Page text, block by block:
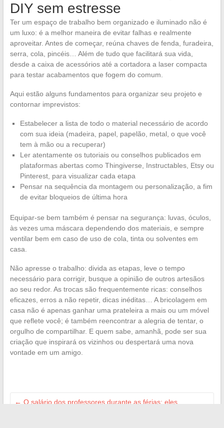
DIY sem estresse
Ter um espaço de trabalho bem organizado e iluminado não é
um luxo: é a melhor maneira de evitar falhas e realmente
aproveitar. Antes de começar, reúna chaves de fenda, furadeira,
serra, cola, pincéis… Além de tudo que facilitará sua vida,
desde a caixa de acessórios até a cortadora a laser compacta
para testar acabamentos que fogem do comum.
Aqui estão alguns fundamentos para organizar seu projeto e
contornar imprevistos:
Estabelecer a lista de todo o material necessário de acordo
com sua ideia (madeira, papel, papelão, metal, o que você
tem à mão ou a recuperar)
Ler atentamente os tutoriais ou conselhos publicados em
plataformas abertas como Thingiverse, Instructables, Etsy ou
Pinterest, para visualizar cada etapa
Pensar na sequência da montagem ou personalização, a fim
de evitar bloqueios de última hora
Equipar-se bem também é pensar na segurança: luvas, óculos,
às vezes uma máscara dependendo dos materiais, e sempre
ventilar bem em caso de uso de cola, tinta ou solventes em
casa.
Não apresse o trabalho: divida as etapas, leve o tempo
necessário para corrigir, busque a opinião de outros artesãos
ao seu redor. As trocas são frequentemente ricas: conselhos
eficazes, erros a não repetir, dicas inéditas… A bricolagem em
casa não é apenas ganhar uma prateleira a mais ou um móvel
que reflete você; é também reencontrar a alegria de tentar, o
orgulho de compartilhar. E quem sabe, amanhã, pode ser sua
criação que inspirará os vizinhos ou despertará uma nova
vontade em um amigo.
← O salário dos professores durante as férias: eles